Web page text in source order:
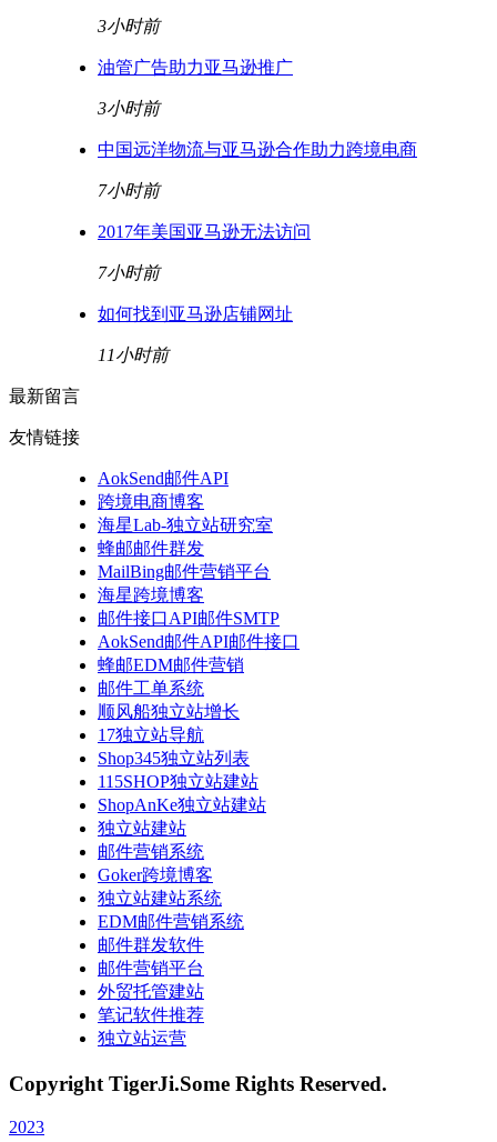
3小时前
油管广告助力亚马逊推广
3小时前
中国远洋物流与亚马逊合作助力跨境电商
7小时前
2017年美国亚马逊无法访问
7小时前
如何找到亚马逊店铺网址
11小时前
最新留言
友情链接
AokSend邮件API
跨境电商博客
海星Lab-独立站研究室
蜂邮邮件群发
MailBing邮件营销平台
海星跨境博客
邮件接口API邮件SMTP
AokSend邮件API邮件接口
蜂邮EDM邮件营销
邮件工单系统
顺风船独立站增长
17独立站导航
Shop345独立站列表
115SHOP独立站建站
ShopAnKe独立站建站
独立站建站
邮件营销系统
Goker跨境博客
独立站建站系统
EDM邮件营销系统
邮件群发软件
邮件营销平台
外贸托管建站
笔记软件推荐
独立站运营
Copyright TigerJi.Some Rights Reserved.
2023